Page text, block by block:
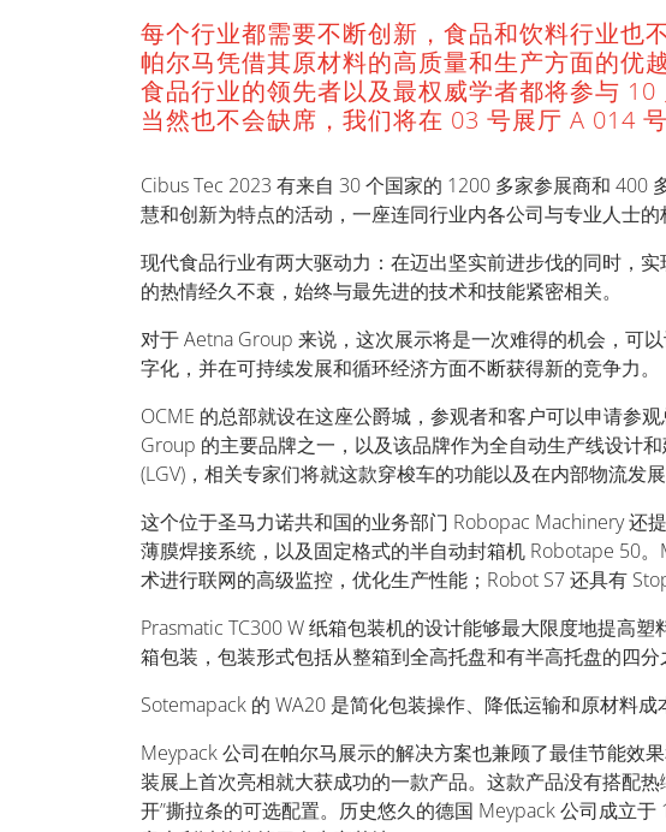
每个行业都需要不断创新，食品和饮料行业也
帕尔马凭借其原材料的高质量和生产方面的优
食品行业的领先者以及最权威学者都将参与 10
当然也不会缺席，我们将在 03 号展厅 A 014
Cibus Tec 2023 有来自 30 个国家的 1200 多家参展商和
慧和创新为特点的活动，一座连同行业内各公司与专业人士
现代食品行业有两大驱动力：在迈出坚实前进步伐的同时，
的热情经久不衰，始终与最先进的技术和技能紧密相关。
对于 Aetna Group 来说，这次展示将是一次难得的机会，可
字化，并在可持续发展和循环经济方面不断获得新的竞争力。
OCME 的总部就设在这座公爵城，参观者和客户可以申请参
Group 的主要品牌之一，以及该品牌作为全自动生产线设计
(LGV)，相关专家们将就这款穿梭车的功能以及在内部物流发
这个位于圣马力诺共和国的业务部门 Robopac Machinery 还
薄膜焊接系统，以及固定格式的半自动封箱机 Robotape 50
术进行联网的高级监控，优化生产性能；Robot S7 还具有
Prasmatic TC300 W 纸箱包装机的设计能够最大限度地提高
箱包装，包装形式包括从整箱到全高托盘和有半高托盘的四分
Sotemapack 的 WA20 是简化包装操作、降低运输和原材料
Meypack 公司在帕尔马展示的解决方案也兼顾了最佳节能效
装展上首次亮相就大获成功的一款产品。这款产品没有搭配
开”撕拉条的可选配置。历史悠久的德国 Meypack 公司成立